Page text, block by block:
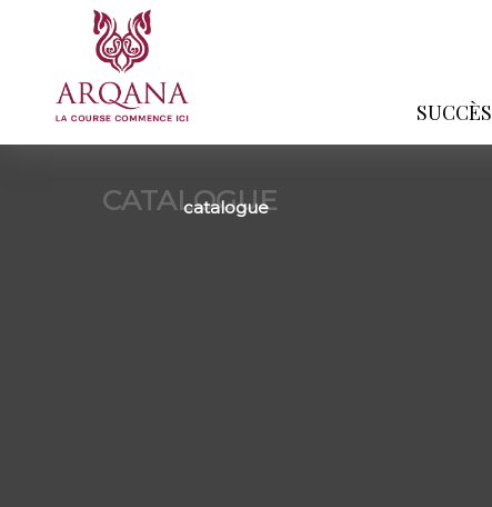
SUCCÈS
CATALOGUE
catalogue